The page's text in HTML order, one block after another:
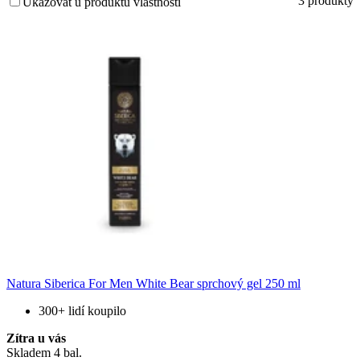
Natura Siberica For Men White Bear sprchový gel 250 ml
300+ lidí koupilo
Zítra u vás
Skladem 4 bal.